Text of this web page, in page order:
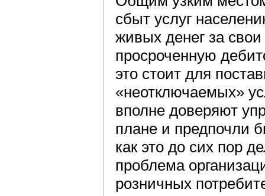
сбыт услуг
живых денег за
просроченную
это стоит для
«неотключаемых»
вполне доверяют
плане и предпочли
как это до сих пор
проблема
розничных